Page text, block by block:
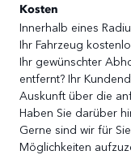
Kosten
Innerhalb eines
Ihr Fahrzeug
Ihr gewünschter
entfernt? Ihr
Auskunft über die
Haben Sie darüber
Gerne sind wir für
Möglichkeiten